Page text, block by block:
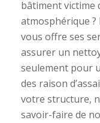
bâtiment victime
atmosphérique
vous offre ses
assurer un
seulement pour
des raison
votre structure,
savoir-faire de